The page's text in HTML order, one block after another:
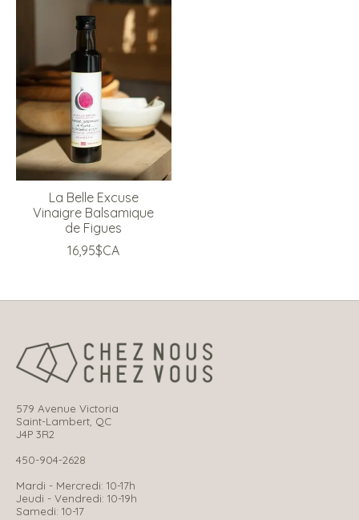
La Belle Excuse
Vinaigre Balsamique
de Figues
16,95$CA
579 Avenue Victoria
Saint-Lambert, QC
J4P 3R2
450-904-2628
Mardi - Mercredi: 10-17h
Jeudi - Vendredi: 10-19h
Samedi: 10-17